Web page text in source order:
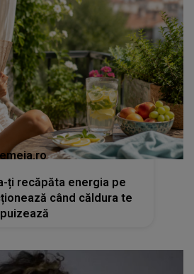
ți recăpăta energia pe
când căldura te